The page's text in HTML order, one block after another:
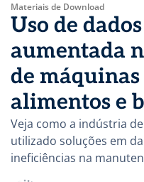
Materiais de Download
Uso de
aumentada
de
alimentos e
Veja como a indústria
utilizado soluções em
ineficiências na